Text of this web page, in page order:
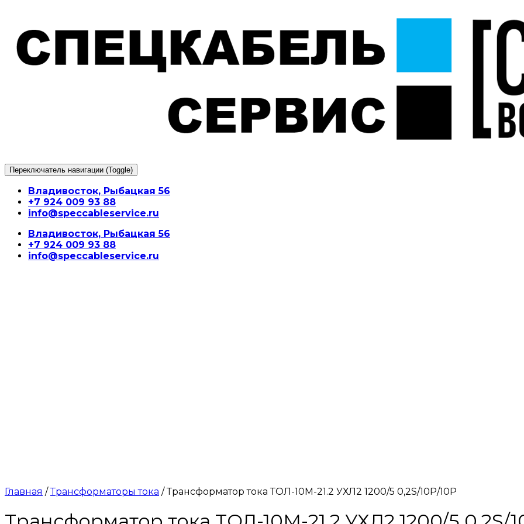
содержимому
Переключатель навигации (Toggle)
Владивосток, Рыбацкая 56
+7 924 009 93 88
info@speccableservice.ru
Владивосток, Рыбацкая 56
+7 924 009 93 88
info@speccableservice.ru
Главная /Трансформаторы тока / Трансформатор тока ТОЛ-10М-21.2 УХЛ2 1200/5 0,2S/10Р/10Р